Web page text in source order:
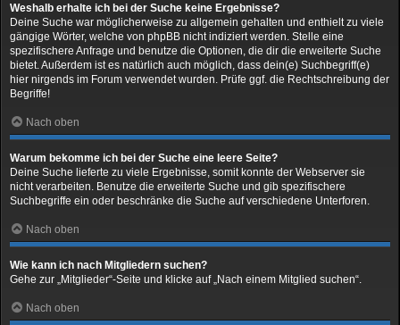
Weshalb erhalte ich bei der Suche keine Ergebnisse?
Deine Suche war möglicherweise zu allgemein gehalten und enthielt zu viele
gängige Wörter, welche von phpBB nicht indiziert werden. Stelle eine
spezifischere Anfrage und benutze die Optionen, die dir die erweiterte Suche
bietet. Außerdem ist es natürlich auch möglich, dass dein(e) Suchbegriff(e)
hier nirgends im Forum verwendet wurden. Prüfe ggf. die Rechtschreibung der
Begriffe!
Nach oben
Warum bekomme ich bei der Suche eine leere Seite?
Deine Suche lieferte zu viele Ergebnisse, somit konnte der Webserver sie
nicht verarbeiten. Benutze die erweiterte Suche und gib spezifischere
Suchbegriffe ein oder beschränke die Suche auf verschiedene Unterforen.
Nach oben
Wie kann ich nach Mitgliedern suchen?
Gehe zur „Mitglieder“-Seite und klicke auf „Nach einem Mitglied suchen“.
Nach oben